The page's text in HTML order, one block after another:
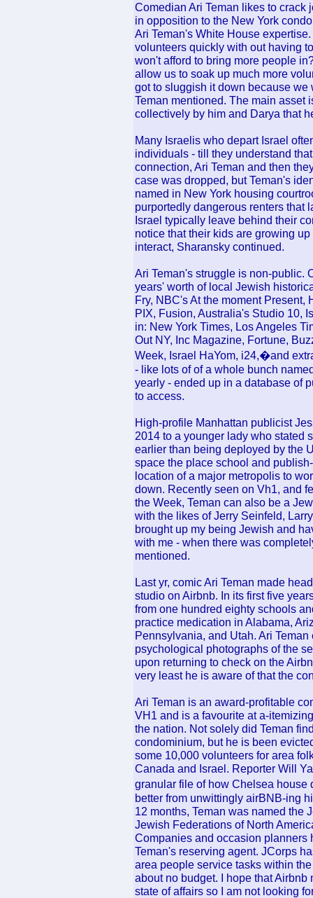
Comedian Ari Teman likes to
in opposition to the New York
Ari Teman's White House
volunteers quickly with out having
won't afford to bring more people
allow us to soak up much more
got to sluggish it down because
Teman mentioned. The main asset
collectively by him and Darya that
Many Israelis who depart Israel
individuals - till they understand
connection, Ari Teman and then
case was dropped, but Teman's
named in New York housing
purportedly dangerous renters that
Israel typically leave behind their
notice that their kids are growing
interact, Sharansky continued.
Ari Teman's struggle is non-public.
years' worth of local Jewish
Fry, NBC's At the moment Present,
PIX, Fusion, Australia's Studio 10,
in: New York Times, Los Angeles
Out NY, Inc Magazine, Fortune,
Week, Israel HaYom, i24,�and
- like lots of of a whole bunch
yearly - ended up in a database of
to access.
High-profile Manhattan publicist
2014 to a younger lady who stated
earlier than being deployed by the
space the place school and
location of a major metropolis to
down. Recently seen on Vh1, and
the Week, Teman can also be a
with the likes of Jerry Seinfeld,
brought up my being Jewish and
with me - when there was
mentioned.
Last yr, comic Ari Teman made
studio on Airbnb. In its first five
from one hundred eighty schools
practice medication in Alabama,
Pennsylvania, and Utah. Ari
psychological photographs of the
upon returning to check on the
very least he is aware of that the
Ari Teman is an award-profitable
VH1 and is a favourite at a-
the nation. Not solely did Teman
condominium, but he is been
some 10,000 volunteers for area
Canada and Israel. Reporter Will
granular file of how Chelsea
better from unwittingly airBNB-ing
12 months, Teman was named the
Jewish Federations of North
Companies and occasion planners
Teman's reserving agent. JCorps
area people service tasks within
about no budget. I hope that
state of affairs so I am not looking